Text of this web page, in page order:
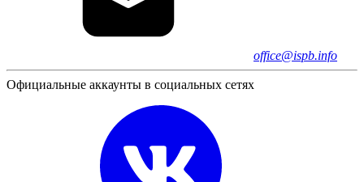
office@ispb.info
Официальные аккаунты в социальных сетях